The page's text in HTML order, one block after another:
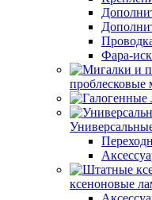
Фара-
проблесковые
ксеноновые